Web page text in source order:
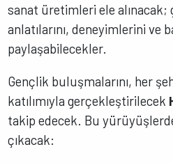
sanat üretimleri ele alınacak;
anlatılarını, deneyimlerini ve
paylaşabilecekler.
Gençlik buluşmalarını, her
katılımıyla gerçekleştirilecek
takip edecek. Bu
çıkacak: